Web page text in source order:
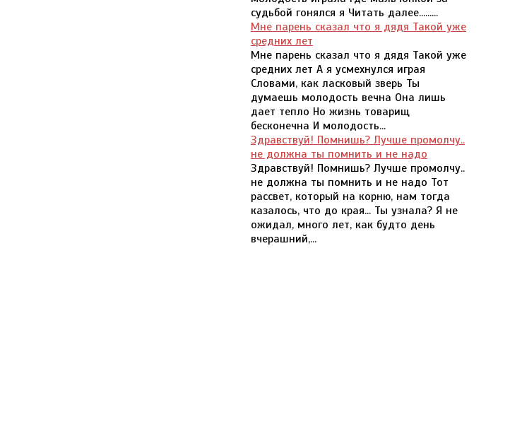
судьбой гонялся я Читать далее.........
Мне парень сказал что я дядя Такой уже
средних лет
Мне парень сказал что я дядя Такой уже
средних лет А я усмехнулся играя
Словами, как ласковый зверь Ты
думаешь молодость вечна Она лишь
дает тепло Но жизнь товарищ
бесконечна И молодость...
Здравствуй! Помнишь? Лучше промолчу..
не должна ты помнить и не надо
Здравствуй! Помнишь? Лучше промолчу..
не должна ты помнить и не надо Тот
рассвет, который на корню, нам тогда
казалось, что до края... Ты узнала? Я не
ожидал, много лет, как будто день
вчерашний,...